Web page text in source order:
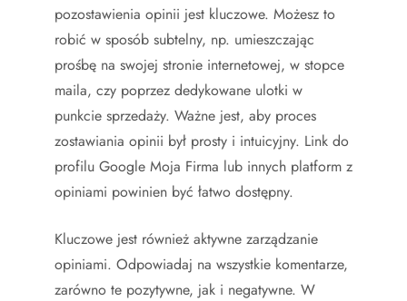
pozostawienia opinii jest kluczowe. Możesz to
robić w sposób subtelny, np. umieszczając
prośbę na swojej stronie internetowej, w stopce
maila, czy poprzez dedykowane ulotki w
punkcie sprzedaży. Ważne jest, aby proces
zostawiania opinii był prosty i intuicyjny. Link do
profilu Google Moja Firma lub innych platform z
opiniami powinien być łatwo dostępny.
Kluczowe jest również aktywne zarządzanie
opiniami. Odpowiadaj na wszystkie komentarze,
zarówno te pozytywne, jak i negatywne. W